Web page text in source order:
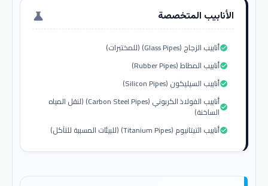
الأنابيب المتخصصة science
أنابيب الزجاج (Glass Pipes) (للمختبرات)check_circle
أنابيب المطاط (Rubber Pipes)check_circle
أنابيب السيليكون (Silicon Pipes)check_circle
أنابيب الفولاذ الكربوني (Carbon Steel Pipes) (لنقل المياه
الساخنة)check_circle
أنابيب التيتانيوم (Titanium Pipes) (للبيئات المسببة للتآكل)check_circle